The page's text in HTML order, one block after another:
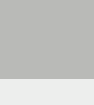
家